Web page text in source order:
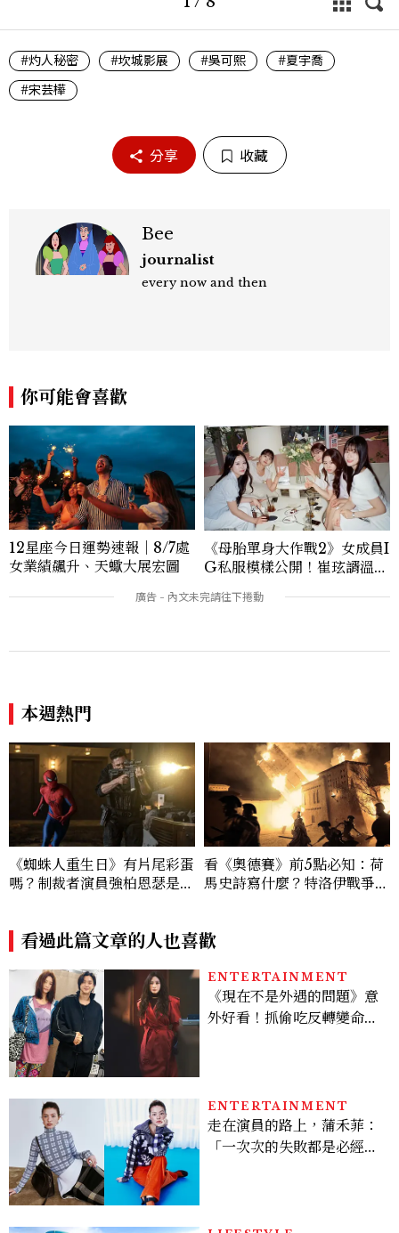
#灼人秘密 #坎城影展 #吳可熙
#夏宇喬
#宋芸樺
分享 收藏
Bee
journalist
every now and then
你可能會喜歡
12星座今日運勢速報｜8/7處
女業績飆升、天蠍大展宏圖
《母胎單身大作戰2》女成員I
G私服模樣公開！崔玹諝溫柔
低調千金？
本週熱門
《蜘蛛人重生日》有片尾彩蛋
嗎？制裁者演員強柏恩瑟是
看《奧德賽》前5點必知：荷
馬史詩寫什麼？特洛伊戰爭真
看過此篇文章的人也喜歡
ENTERTAINMENT
《現在不是外遇的問題》意
外好看！抓偷吃反轉變命
看點懶人包
ENTERTAINMENT
走在演員的路上，蒲禾菲：
「一次次的失敗都是必經過